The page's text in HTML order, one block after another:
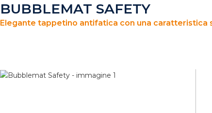
BUBBLEMAT SAFETY
Elegante tappetino antifatica con una caratteristica